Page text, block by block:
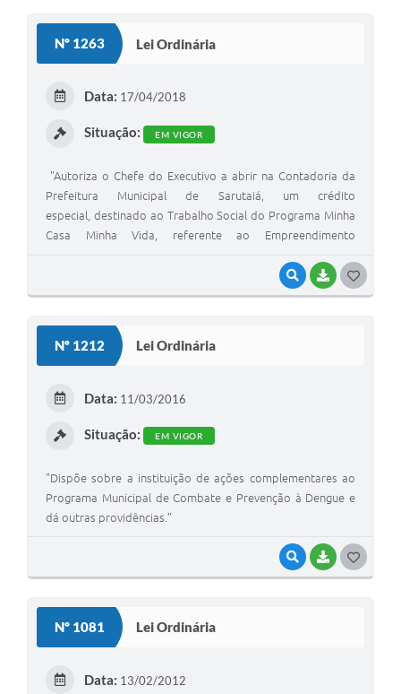
Nº 1263 Lei Ordinária
VISUALIZAR
BAIXAR
Data: 17/04/2018
Situação: EM VIGOR
"Autoriza o Chefe do Executivo a abrir na Contadoria da
Prefeitura Municipal de Sarutaiá, um crédito
especial, destinado ao Trabalho Social do Programa Minha
Casa Minha Vida, referente ao Empreendimento
Nº 1212 Lei Ordinária
VISUALIZAR
BAIXAR
Data: 11/03/2016
Situação: EM VIGOR
"Dispõe sobre a instituição de ações complementares ao
Programa Municipal de Combate e Prevenção à Dengue e
dá outras providências.”
Nº 1081 Lei Ordinária
Data: 13/02/2012